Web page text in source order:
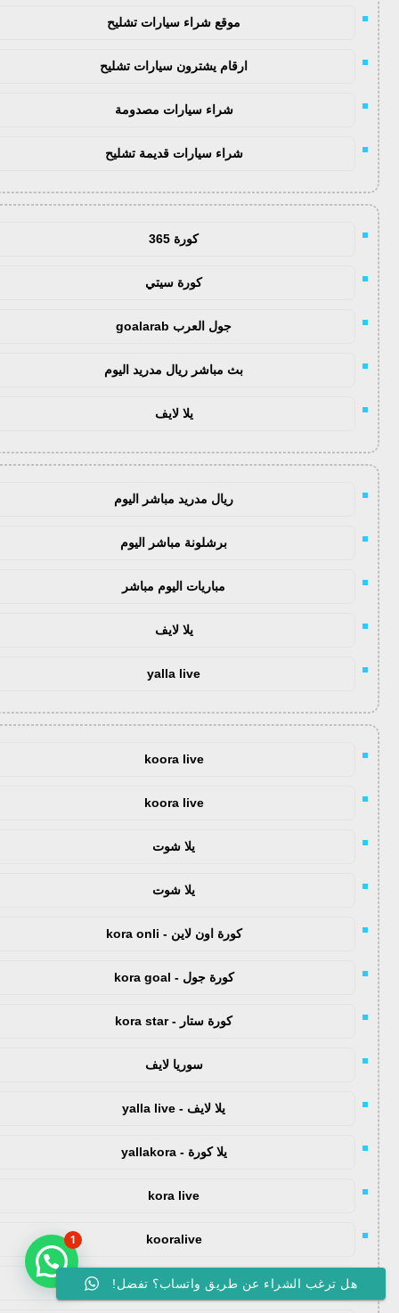
موقع شراء سيارات تشليح
ارقام يشترون سيارات تشليح
شراء سيارات مصدومة
شراء سيارات قديمة تشليح
كورة 365
كورة سيتي
جول العرب goalarab
بث مباشر ريال مدريد اليوم
يلا لايف
ريال مدريد مباشر اليوم
برشلونة مباشر اليوم
مباريات اليوم مباشر
يلا لايف
yalla live
koora live
koora live
يلا شوت
يلا شوت
كورة اون لاين - kora onli
كورة جول - kora goal
كورة ستار - kora star
سوريا لايف
يلا لايف - yalla live
يلا كورة - yallakora
kora live
kooralive
koora 365
هل ترغب الشراء عن طريق واتساب؟ تفضل!
1